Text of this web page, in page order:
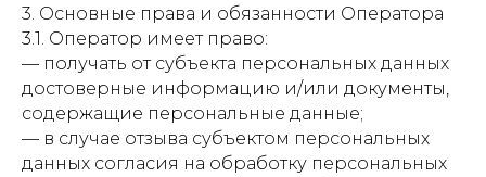
3. Основные права и обязанности Оператора
3.1. Оператор имеет право:
— получать от субъекта персональных данных
достоверные информацию и/или документы,
содержащие персональные данные;
— в случае отзыва субъектом персональных
данных согласия на обработку персональных